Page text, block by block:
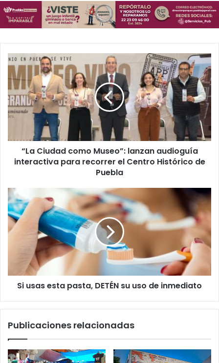
“La
Ciudad
como
Museo”:
lanzan
audioguía
interactiva
recorrer
Centro
Puebla
“La Ciudad como Museo”: lanzan audioguía
interactiva para recorrer el Centro Histórico de
Puebla
Si
usas
esta
pasta,
DETÉN
inmediato
Si usas esta pasta, DETÉN su uso de inmediato
Publicaciones relacionadas